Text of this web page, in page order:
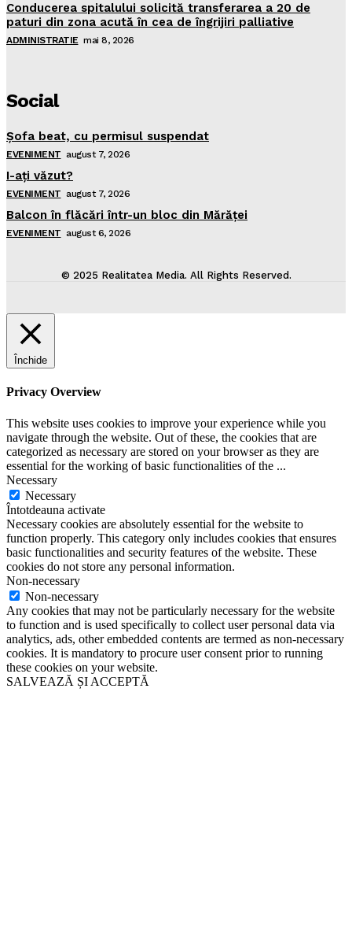
Conducerea spitalului solicită transferarea a 20 de
paturi din zona acută în cea de îngrijiri palliative
ADMINISTRATIE mai 8, 2026
Social
Şofa beat, cu permisul suspendat
EVENIMENT august 7, 2026
I-aţi văzut?
EVENIMENT august 7, 2026
Balcon în flăcări într-un bloc din Mărăţei
EVENIMENT august 6, 2026
© 2025 Realitatea Media. All Rights Reserved.
Închide
Privacy Overview
This website uses cookies to improve your experience while you
navigate through the website. Out of these, the cookies that are
categorized as necessary are stored on your browser as they are
essential for the working of basic functionalities of the ...
Necessary
Necessary
Întotdeauna activate
Necessary cookies are absolutely essential for the website to
function properly. This category only includes cookies that ensures
basic functionalities and security features of the website. These
cookies do not store any personal information.
Non-necessary
Non-necessary
Any cookies that may not be particularly necessary for the website
to function and is used specifically to collect user personal data via
analytics, ads, other embedded contents are termed as non-necessary
cookies. It is mandatory to procure user consent prior to running
these cookies on your website.
SALVEAZĂ ȘI ACCEPTĂ